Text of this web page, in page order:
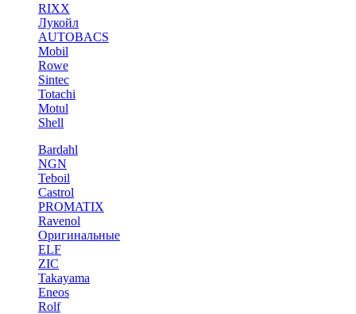
RIXX
Лукойл
AUTOBACS
Mobil
Rowe
Sintec
Totachi
Motul
Shell
Bardahl
NGN
Teboil
Castrol
PROMATIX
Ravenol
Оригинальные
ELF
ZIC
Takayama
Eneos
Rolf